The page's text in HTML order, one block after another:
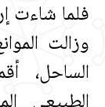
فلما شاءت
وزالت
الساحل،